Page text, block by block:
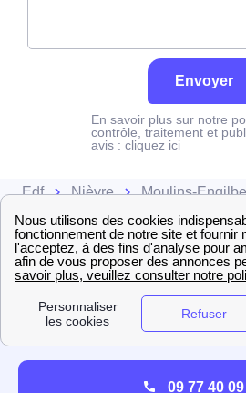
Envoyer
En savoir plus sur notre
contrôle, traitement et
avis : cliquez ici
Edf Nièvre Moulins-
09 77 40